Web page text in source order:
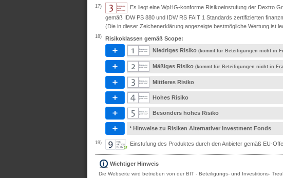
17)
Es liegt eine WpHG-konforme Risikoeinstufung der Dextro
gemäß IDW PS 880 und IDW RS FAIT 1 Standards zertifizierten
(Die in dieser Zeichenerklärung angezeigte bestmögliche Wertung ist
18)
Risikoklassen gemäß Scope:
Niedriges Risiko (kommt für Beteiligungen nicht in
Mäßiges Risiko (kommt für Beteiligungen nicht in
Mittleres Risiko
Hohes Risiko
Besonders hohes Risiko
* Hinweise zu Risiken Alternativer Investment Fonds
19) Einstufung des Produktes durch den Anbieter gemäß EU-
Wichtiger Hinweis
Die Webseite wird betrieben von der BIT - Beteiligungs- und Investitions-